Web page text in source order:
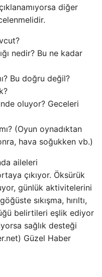
diğer
nedir? Bu ne kadar
Bu doğru değil?
oluyor? Geceleri
(Oyun oynadıktan
hava soğukken vb.)
aileleri
çıkıyor. Öksürük
günlük aktivitelerini
sıkışma, hırıltı,
belirtileri eşlik ediyor
sağlık desteği
Güzel Haber